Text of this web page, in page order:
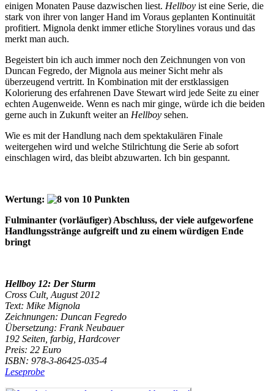
einigen Monaten Pause dazwischen liest. Hellboy ist eine Serie, die
stark von ihrer von langer Hand im Voraus geplanten Kontinuität
profitiert. Mignola denkt immer etliche Storylines voraus und das
merkt man auch.
Begeistert bin ich auch immer noch den Zeichnungen von von
Duncan Fegredo, der Mignola aus meiner Sicht mehr als
überzeugend vertritt. In Kombination mit der erstklassigen
Kolorierung des erfahrenen Dave Stewart wird jede Seite zu einer
echten Augenweide. Wenn es nach mir ginge, würde ich die beiden
gerne auch in Zukunft weiter an Hellboy sehen.
Wie es mit der Handlung nach dem spektakulären Finale
weitergehen wird und welche Stilrichtung die Serie ab sofort
einschlagen wird, das bleibt abzuwarten. Ich bin gespannt.
Wertung:
Fulminanter (vorläufiger) Abschluss, der viele aufgeworfene
Handlungsstränge aufgreift und zu einem würdigen Ende
bringt
Hellboy 12: Der Sturm
Cross Cult, August 2012
Text: Mike Mignola
Zeichnungen: Duncan Fegredo
Übersetzung: Frank Neubauer
192 Seiten, farbig, Hardcover
Preis: 22 Euro
ISBN: 978-3-86425-035-4
Leseprobe